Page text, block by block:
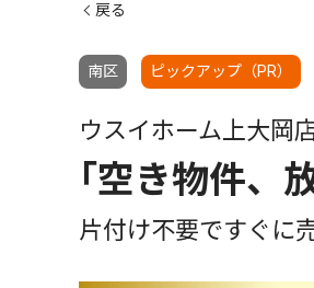
戻る
南区 ピックアップ（PR）
ウスイホーム上大岡
｢空き物件、
片付け不要ですぐに